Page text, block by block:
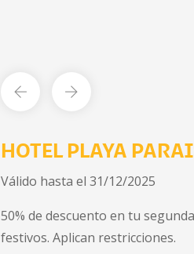
HOTEL PLAYA
Válido hasta el 31/12/2025
50% de descuento en tu
festivos. Aplican restricciones.